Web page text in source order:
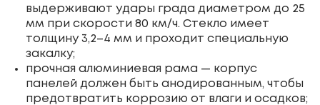
выдерживают удары града диаметром до 25
мм при скорости 80 км/ч. Стекло имеет
толщину 3,2–4 мм и проходит специальную
закалку;
прочная алюминиевая рама — корпус
панелей должен быть анодированным, чтобы
предотвратить коррозию от влаги и осадков;